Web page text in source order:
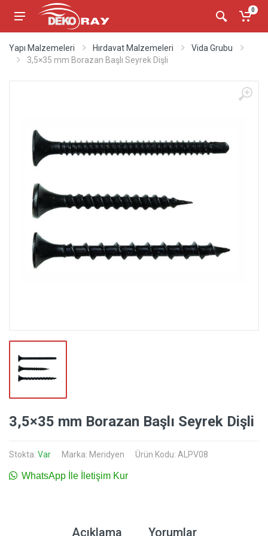
0
Yapı Malzemeleri Hırdavat Malzemeleri
Vida Grubu
3,5×35 mm Borazan Başlı Seyrek Dişli
3,5×35 mm Borazan Başlı Seyrek Dişli
Stokta: Var Marka: Meridyen Ürün Kodu: ALPV08
WhatsApp İle İletişim Kur
Açıklama Yorumlar